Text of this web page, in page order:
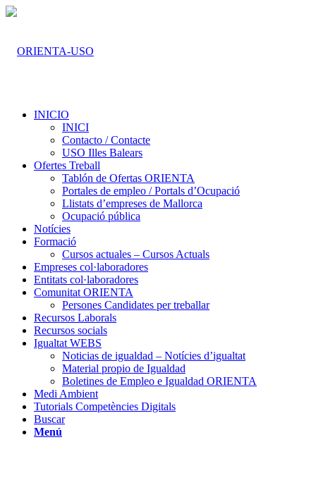
INICIO
INICI
Contacto / Contacte
USO Illes Balears
Ofertes Treball
Tablón de Ofertas ORIENTA
Portales de empleo / Portals d’Ocupació
Llistats d’empreses de Mallorca
Ocupació pública
Notícies
Formació
Cursos actuales – Cursos Actuals
Empreses col·laboradores
Entitats col·laboradores
Comunitat ORIENTA
Persones Candidates per treballar
Recursos Laborals
Recursos socials
Igualtat WEBS
Noticias de igualdad – Notícies d’igualtat
Material propio de Igualdad
Boletines de Empleo e Igualdad ORIENTA
Medi Ambient
Tutorials Competències Digitals
Buscar
Menú